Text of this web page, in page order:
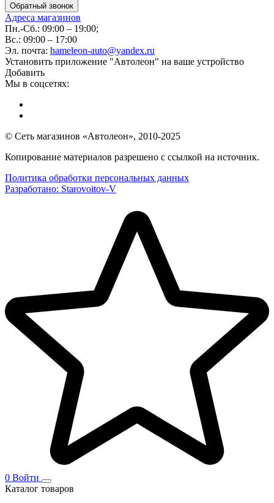
Обратный звонок
Адреса магазинов
Пн.-Сб.: 09:00 – 19:00;
Вс.: 09:00 – 17:00
Эл. почта: hameleon-auto@yandex.ru
Установить приложение "Автолеон" на ваше устройство
Добавить
Мы в соцсетях:
© Сеть магазинов «Автолеон», 2010-2025
Копирование материалов разрешено с ссылкой на источник.
Политика обработки персональных данных
Разработано: Starovoitov-V
0 Войти
Каталог товаров